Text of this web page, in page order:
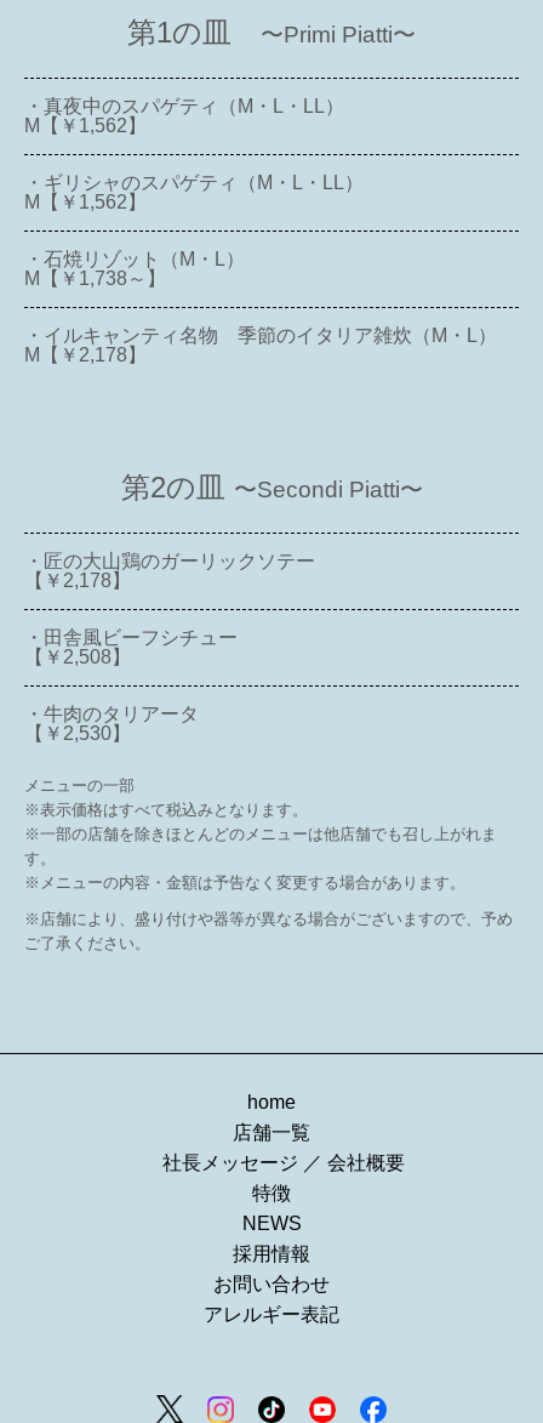
第1の皿 〜Primi Piatti〜
・真夜中のスパゲティ（M・L・LL）
M【￥1,562】
・ギリシャのスパゲティ（M・L・LL）
M【￥1,562】
・石焼リゾット（M・L）
M【￥1,738～】
・イルキャンティ名物 季節のイタリア雑炊（M・L）
M【￥2,178】
第2の皿 〜Secondi Piatti〜
・匠の大山鶏のガーリックソテー
【￥2,178】
・田舎風ビーフシチュー
【￥2,508】
・牛肉のタリアータ
【￥2,530】
メニューの一部
※表示価格はすべて税込みとなります。
※一部の店舗を除きほとんどのメニューは他店舗でも召し上がれま
す。
※メニューの内容・金額は予告なく変更する場合があります。
※店舗により、盛り付けや器等が異なる場合がございますので、予め
ご了承ください。
home
店舗一覧
社長メッセージ ／ 会社概要
特徴
NEWS
採用情報
お問い合わせ
アレルギー表記